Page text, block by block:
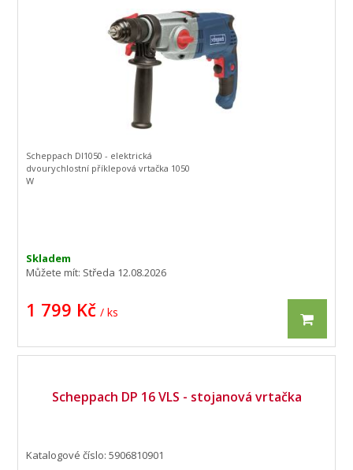
Skladem
Můžete mít: Středa 12.08.2026
1 799 Kč / ks
Scheppach DI1050 - elektrická
dvourychlostní příklepová vrtačka 1050
W
Scheppach DP 16 VLS - stojanová vrtačka
Katalogové číslo: 5906810901